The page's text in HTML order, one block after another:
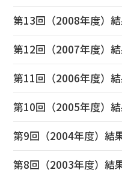
第13回（2008年度）
第12回（2007年度）
第11回（2006年度）
第10回（2005年度）
第9回（2004年度）結
第8回（2003年度）結